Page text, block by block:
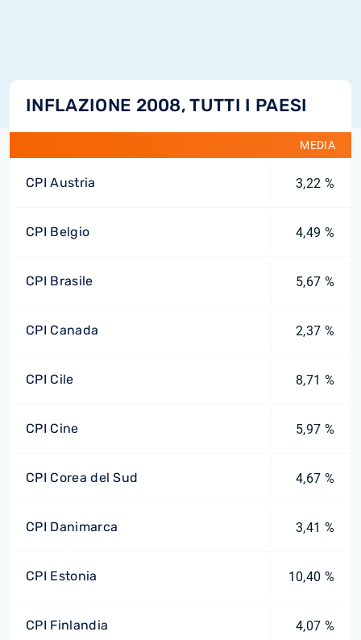
INFLAZIONE 2008, TUTTI I PAESI
MEDIA
CPI Austria 3,22 %
CPI Belgio 4,49 %
CPI Brasile 5,67 %
CPI Canada 2,37 %
CPI Cile 8,71 %
CPI Cine 5,97 %
CPI Corea del Sud 4,67 %
CPI Danimarca 3,41 %
CPI Estonia 10,40 %
CPI Finlandia 4,07 %